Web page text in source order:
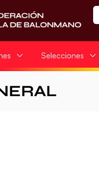
Selecciones